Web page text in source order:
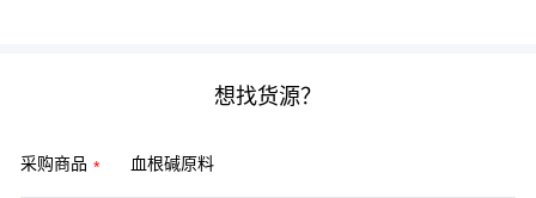
想找货源？
采购商品